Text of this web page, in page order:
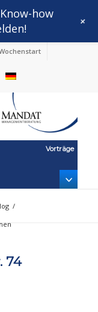
Vorträge
/
74
how
+